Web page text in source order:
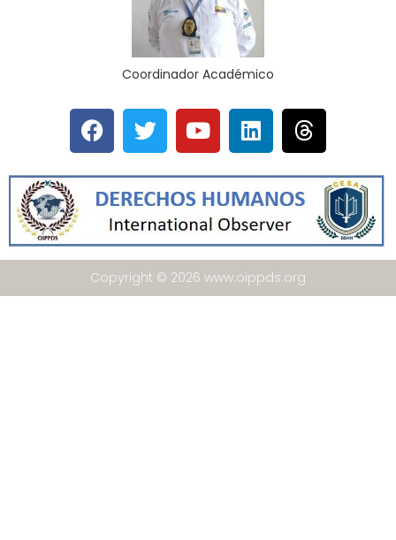
Coordinador Académico
Copyright © 2026 www.oippds.org